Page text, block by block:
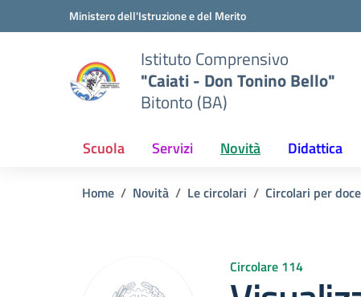
Vai ai contenuti
Vai al menu di navigazioneMinistero dell'Istruzione e del Merito
Istituto Comprensivo
"Caiati - Don Tonino Bello"
Bitonto (BA)
Scuola Servizi Novità Didattica
Home Novità Le circolari Circolari per
Circolare 114